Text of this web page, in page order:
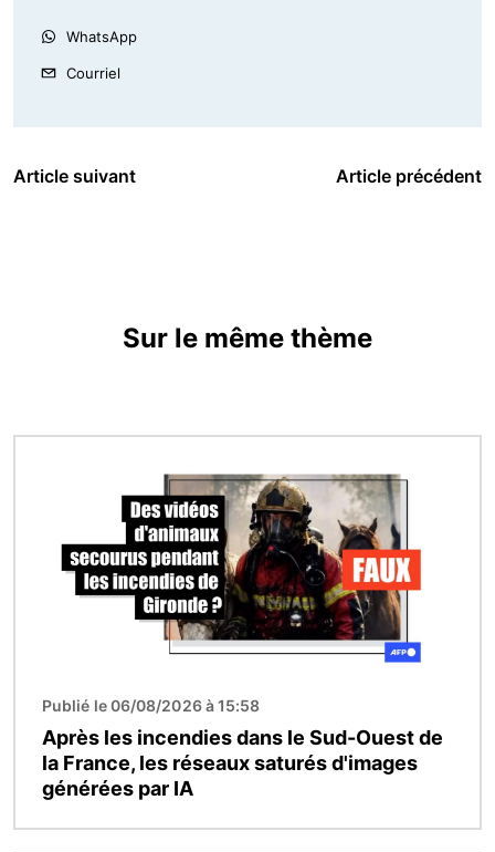
WhatsApp
Courriel
Article suivant Article précédent
Sur le même thème
Publié le 06/08/2026 à 15:58
Après les incendies dans le Sud-Ouest de
la France, les réseaux saturés d'images
générées par IA